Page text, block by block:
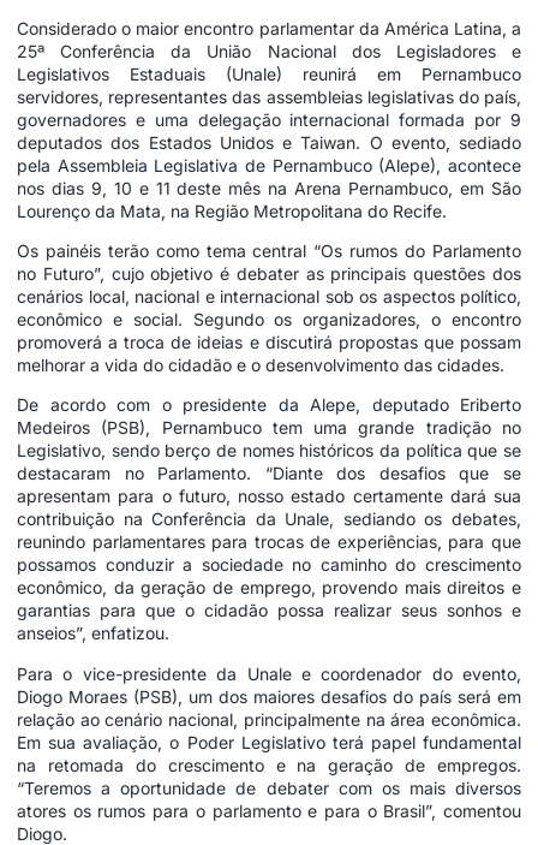
Considerado o maior encontro parlamentar da América Latina, a
25ª Conferência da União Nacional dos Legisladores e
Legislativos Estaduais (Unale) reunirá em Pernambuco
servidores, representantes das assembleias legislativas do país,
governadores e uma delegação internacional formada por 9
deputados dos Estados Unidos e Taiwan. O evento, sediado
pela Assembleia Legislativa de Pernambuco (Alepe), acontece
nos dias 9, 10 e 11 deste mês na Arena Pernambuco, em São
Lourenço da Mata, na Região Metropolitana do Recife.
Os painéis terão como tema central “Os rumos do Parlamento
no Futuro”, cujo objetivo é debater as principais questões dos
cenários local, nacional e internacional sob os aspectos político,
econômico e social. Segundo os organizadores, o encontro
promoverá a troca de ideias e discutirá propostas que possam
melhorar a vida do cidadão e o desenvolvimento das cidades.
De acordo com o presidente da Alepe, deputado Eriberto
Medeiros (PSB), Pernambuco tem uma grande tradição no
Legislativo, sendo berço de nomes históricos da política que se
destacaram no Parlamento. “Diante dos desafios que se
apresentam para o futuro, nosso estado certamente dará sua
contribuição na Conferência da Unale, sediando os debates,
reunindo parlamentares para trocas de experiências, para que
possamos conduzir a sociedade no caminho do crescimento
econômico, da geração de emprego, provendo mais direitos e
garantias para que o cidadão possa realizar seus sonhos e
anseios”, enfatizou.
Para o vice-presidente da Unale e coordenador do evento,
Diogo Moraes (PSB), um dos maiores desafios do país será em
relação ao cenário nacional, principalmente na área econômica.
Em sua avaliação, o Poder Legislativo terá papel fundamental
na retomada do crescimento e na geração de empregos.
“Teremos a oportunidade de debater com os mais diversos
atores os rumos para o parlamento e para o Brasil”, comentou
Diogo.